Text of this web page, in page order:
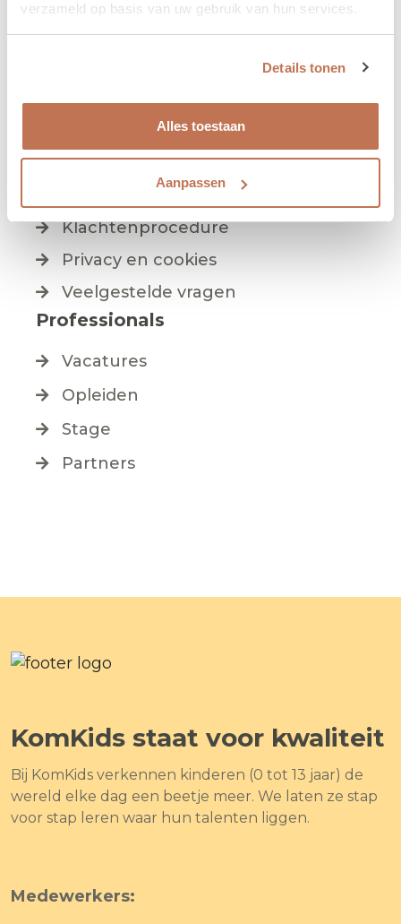
verzameld op basis van uw gebruik van hun services.
Details tonen
Alles toestaan
Aanpassen
Tarieven
Pedagogisch beleid
Informatiemap & formulieren
Klachtenprocedure
Privacy en cookies
Veelgestelde vragen
Professionals
Vacatures
Opleiden
Stage
Partners
KomKids staat voor kwaliteit
Bij KomKids verkennen kinderen (0 tot 13 jaar) de
wereld elke dag een beetje meer. We laten ze stap
voor stap leren waar hun talenten liggen.
Medewerkers: